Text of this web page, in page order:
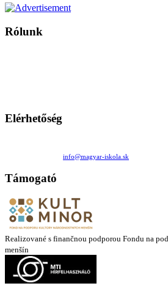
Rólunk
Elérhetőség
info@magyar-iskola.sk
Támogató
Realizované s finančnou podporou Fondu na
menšín